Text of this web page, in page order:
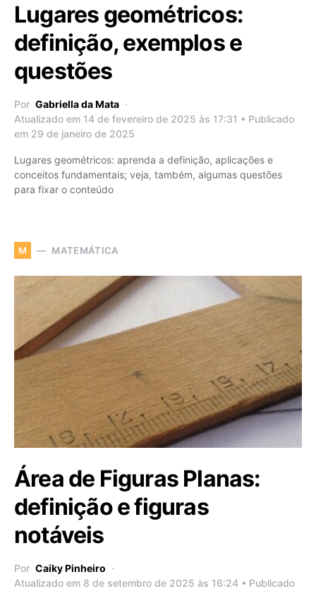
Lugares geométricos:
definição, exemplos e
questões
Por Gabriella da Mata
Atualizado em 14 de fevereiro de 2025 às 17:31 • Publicado
em 29 de janeiro de 2025
Lugares geométricos: aprenda a definição, aplicações e
conceitos fundamentais; veja, também, algumas questões
para fixar o conteúdo
M MATEMÁTICA
Área de Figuras Planas:
definição e figuras
notáveis
Por Caiky Pinheiro
Atualizado em 8 de setembro de 2025 às 16:24 • Publicado